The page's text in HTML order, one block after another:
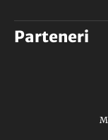
Parteneri